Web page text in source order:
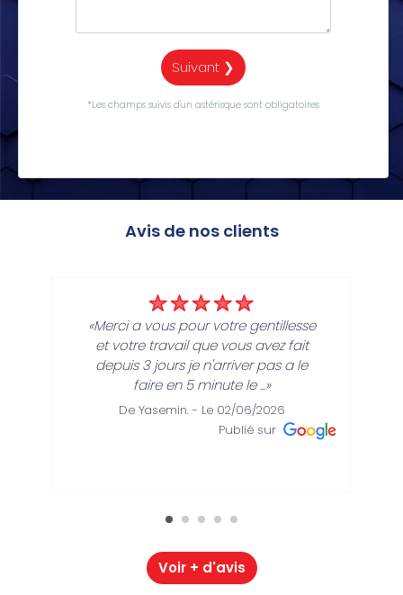
Suivant ❯
*Les champs suivis d'un astérisque sont obligatoires
Avis de nos clients
«Merci a vous pour votre gentillesse
et votre travail que vous avez fait
depuis 3 jours je n'arriver pas a le
faire en 5 minute le ...»
De Yasemin. - Le 02/06/2026
Publié sur
Voir + d'avis